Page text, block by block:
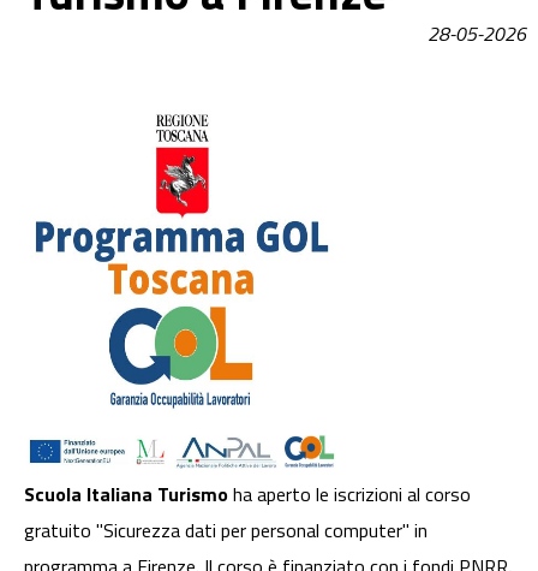
28-05-2026
Scuola Italiana Turismoha aperto le iscrizioni al corso
gratuito "Sicurezza dati per personal computer" in